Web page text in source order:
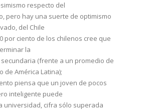
respecto del
pero hay una suerte de optimismo
del Chile
por ciento de los chilenos cree que
la
(frente a un promedio de
de América Latina);
piensa que un joven de pocos
inteligente puede
universidad, cifra sólo superada